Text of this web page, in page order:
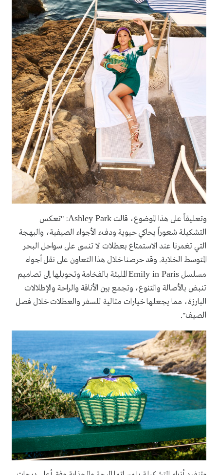
وتعليقاً على هذا الموضوع، قالت Ashley Park: "تعكس
التشكيلة شعوراً يحاكي حيوية ودفء الأجواء الصيفية، والبهجة
التي تغمرنا عند الاستمتاع بعطلات لا تنسى على سواحل البحر
المتوسط الخلابة. وقد حرصنا خلال هذا التعاون على نقل أجواء
مسلسل Emily in Paris المليئة بالفخامة وتحويلها إلى تصاميم
تنبض بالأصالة والتنوع، وتجمع بين الأناقة والراحة والإطلالات
البارزة، مما يجعلها خيارات مثالية للسفر والعطلات خلال فصل
الصيف".